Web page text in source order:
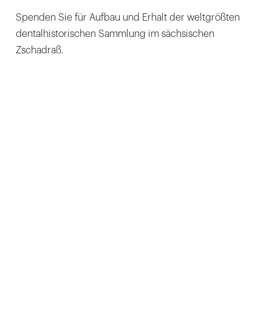
Spenden Sie für Aufbau und Erhalt der weltgrößten
dentalhistorischen Sammlung im sächsischen
Zschadraß.